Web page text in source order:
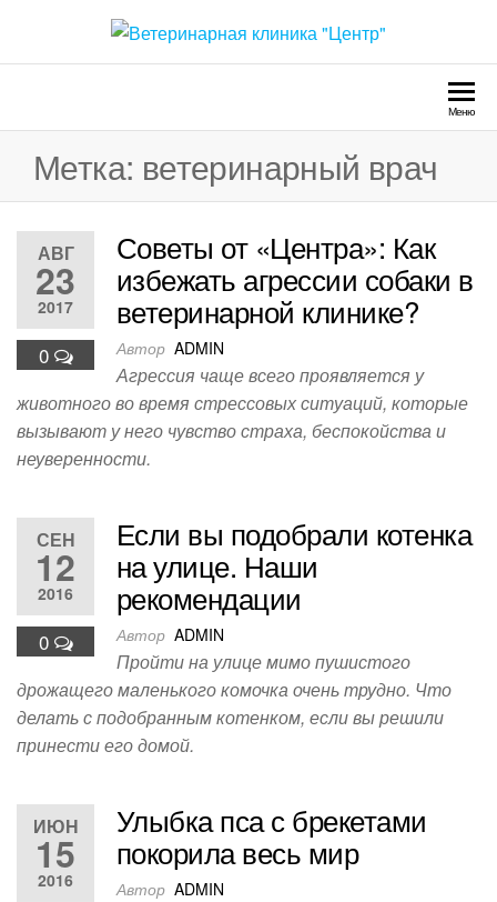
содержимомуВетеринарная клиника
Круглосуточно
Меню
Метка: ветеринарный врач
АВГ
23
2017
0
Советы от «Центра»: Как
избежать агрессии собаки в
ветеринарной клинике?
Автор ADMIN
Агрессия чаще всего проявляется у
животного во время стрессовых ситуаций, которые
вызывают у него чувство страха, беспокойства и
неуверенности.
СЕН
12
2016
0
Если вы подобрали котенка
на улице. Наши
рекомендации
Автор ADMIN
Пройти на улице мимо пушистого
дрожащего маленького комочка очень трудно. Что
делать с подобранным котенком, если вы решили
принести его домой.
ИЮН
15
2016
Улыбка пса с брекетами
покорила весь мир
Автор ADMIN